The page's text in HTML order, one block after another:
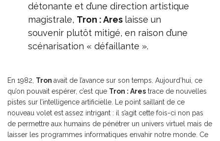
détonante et d’une direction artistique
magistrale, Tron : Ares laisse un
souvenir plutôt mitigé, en raison d’une
scénarisation « défaillante ».
En 1982, Tron avait de l’avance sur son temps. Aujourd’hui, ce
qu’on pouvait espérer, c’est que Tron : Ares trace de nouvelles
pistes sur l’intelligence artificielle. Le point saillant de ce
nouveau volet est assez intrigant : il s’agit cette fois-ci non pas
de permettre aux humains de pénétrer un univers virtuel mais de
laisser les programmes informatiques envahir notre monde. Ce